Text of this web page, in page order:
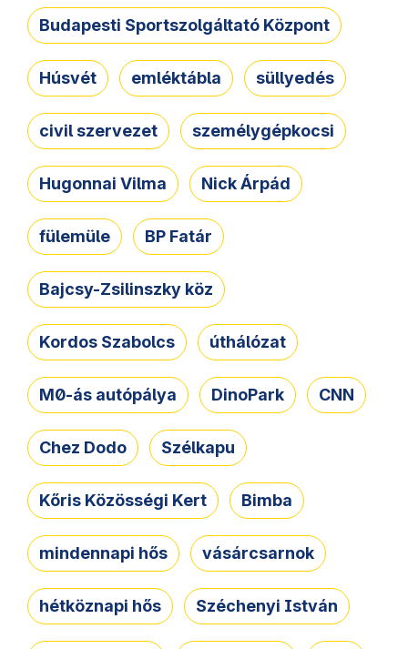
Budapesti Sportszolgáltató Központ
Húsvét emléktábla süllyedés
civil szervezet személygépkocsi
Hugonnai Vilma Nick Árpád
fülemüle BP Fatár
Bajcsy-Zsilinszky köz
Kordos Szabolcs úthálózat
M0-ás autópálya DinoPark CNN
Chez Dodo Szélkapu
Kőris Közösségi Kert Bimba
mindennapi hős vásárcsarnok
hétköznapi hős Széchenyi István